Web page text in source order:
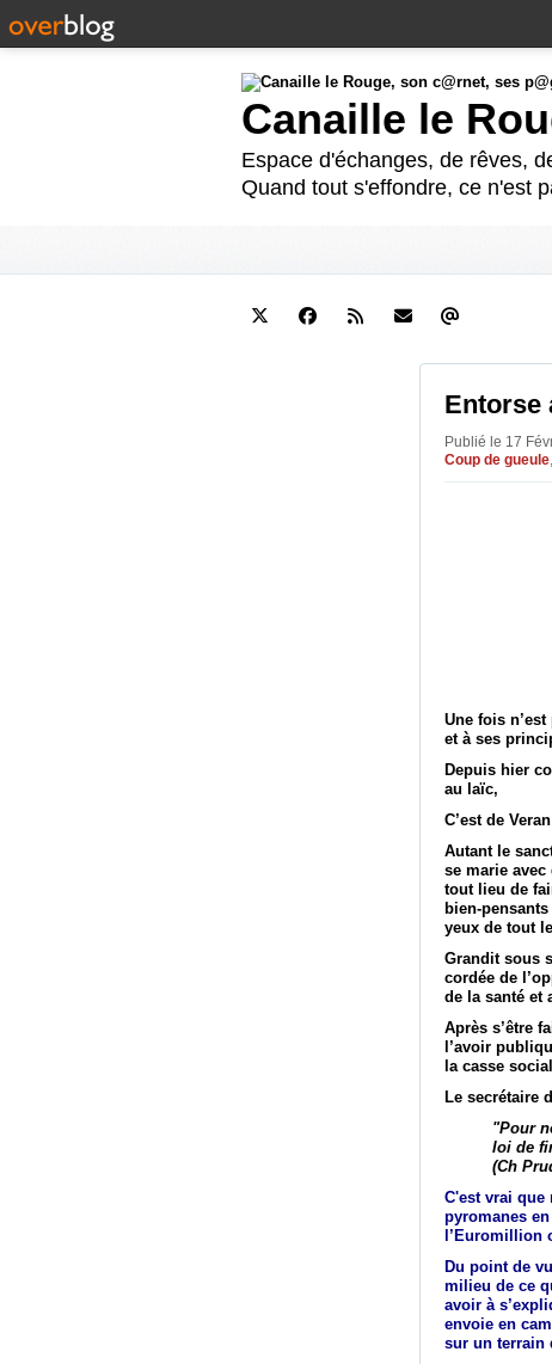
Canaille le
Espace d'échanges, de rêves,
Quand tout s'effondre, ce n'est
Entorse
Publié le 17
Coup de gueule
Une fois
et à ses
Depuis hier
au laïc,
C’est de
Autant le
se marie
tout lieu de
bien-
yeux de tout
Grandit sous
cordée de
de la santé et
Après s’être
l’avoir
la casse
Le secrétaire
"Pour
loi de
(Ch
C'est vrai que
pyromanes
l’Euromillion
Du point de
milieu de ce
avoir à
envoie en
sur un terrain